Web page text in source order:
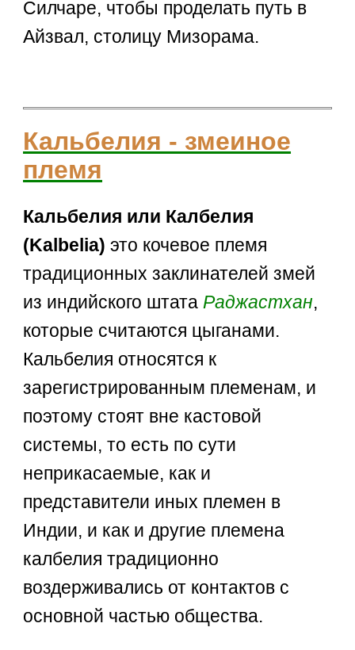
Силчаре, чтобы проделать путь в
Айзвал, столицу Мизорама.
Кальбелия - змеиное
племя
Кальбелия или Калбелия
(Kalbelia) это кочевое племя
традиционных заклинателей змей
из индийского штата Раджастхан,
которые считаются цыганами.
Кальбелия относятся к
зарегистрированным племенам, и
поэтому стоят вне кастовой
системы, то есть по сути
неприкасаемые, как и
представители иных племен в
Индии, и как и другие племена
калбелия традиционно
воздерживались от контактов с
основной частью общества.